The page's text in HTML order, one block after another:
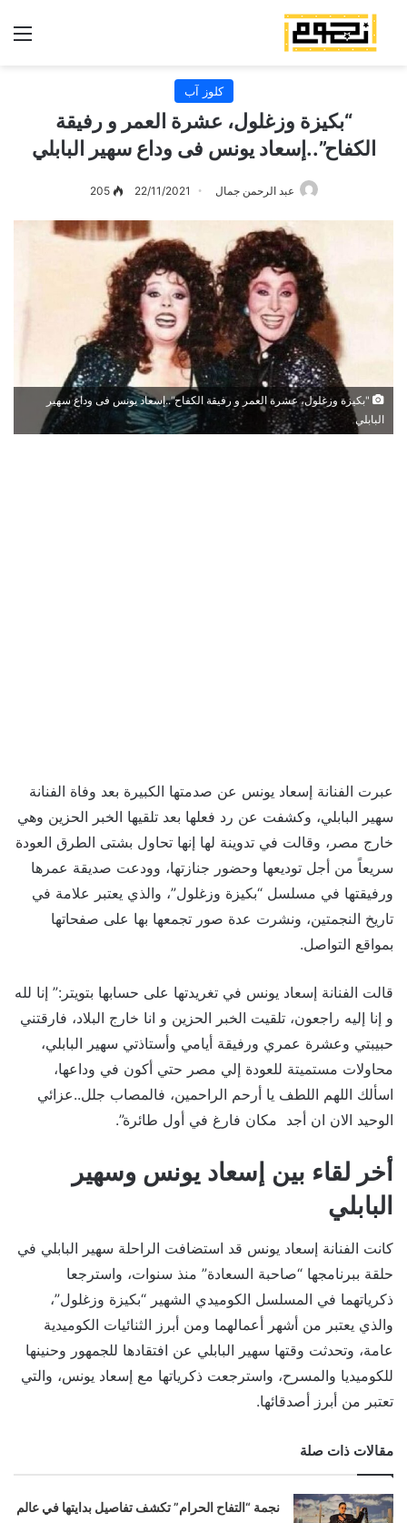
كلوز آب
“بكيزة وزغلول، عشرة العمر و رفيقة
الكفاح”..إسعاد يونس فى وداع سهير البابلي
عبد الرحمن جمال 22/11/2021
205
"بكيزة وزغلول، عشرة العمر و رفيقة الكفاح"..إسعاد يونس فى وداع سهير
البابلي
عبرت الفنانة إسعاد يونس عن صدمتها الكبيرة بعد وفاة الفنانة
سهير البابلي، وكشفت عن رد فعلها بعد تلقيها الخبر الحزين وهي
خارج مصر، وقالت في تدوينة لها إنها تحاول بشتى الطرق العودة
سريعاً من أجل توديعها وحضور جنازتها، وودعت صديقة عمرها
ورفيقتها في مسلسل “بكيزة وزغلول”، والذي يعتبر علامة في
تاريخ النجمتين، ونشرت عدة صور تجمعها بها على صفحاتها
بمواقع التواصل.
قالت الفنانة إسعاد يونس في تغريدتها على حسابها بتويتر:” إنا لله
و إنا إليه راجعون، تلقيت الخبر الحزين و انا خارج البلاد، فارقتني
حبيبتي وعشرة عمري ورفيقة أيامي وأستاذتي سهير البابلي،
محاولات مستميتة للعودة إلي مصر حتي أكون في وداعها،
اسألك اللهم اللطف يا أرحم الراحمين، فالمصاب جلل..عزائي
الوحيد الان ان أجد مكان فارغ في أول طائرة”.
أخر لقاء بين إسعاد يونس وسهير
البابلي
كانت الفنانة إسعاد يونس قد استضافت الراحلة سهير البابلي في
حلقة ببرنامجها “صاحبة السعادة” منذ سنوات، واسترجعا
ذكرياتهما في المسلسل الكوميدي الشهير “بكيزة وزغلول”،
والذي يعتبر من أشهر أعمالهما ومن أبرز الثنائيات الكوميدية
عامة، وتحدثت وقتها سهير البابلي عن افتقادها للجمهور وحنينها
للكوميديا والمسرح، واسترجعت ذكرياتها مع إسعاد يونس، والتي
تعتبر من أبرز أصدقائها.
مقالات ذات صلة
نجمة “التفاح الحرام” تكشف تفاصيل بدايتها في عالم